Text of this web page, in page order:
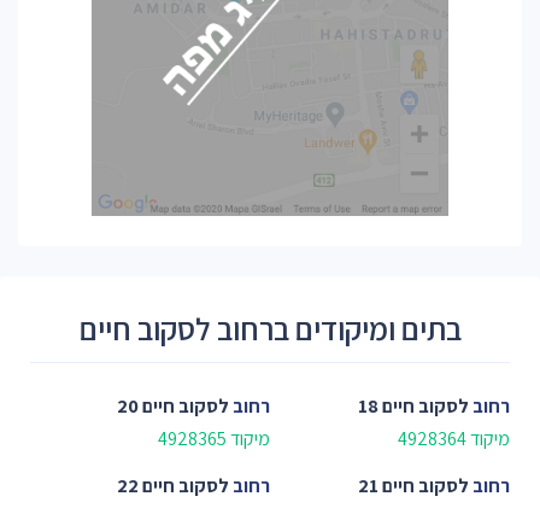
בתים ומיקודים ברחוב לסקוב חיים
רחוב לסקוב חיים 18
מיקוד 4928364
רחוב לסקוב חיים 20
מיקוד 4928365
רחוב לסקוב חיים 21
רחוב לסקוב חיים 22